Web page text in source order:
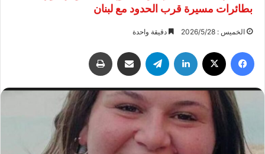
بطائرات مسيرة قرب الحدود مع لبنان
الخميس : 2026/5/28 دقيقة واحدة
فيسبوك لينكدإن تيلقرام مشاركة عبر البريد